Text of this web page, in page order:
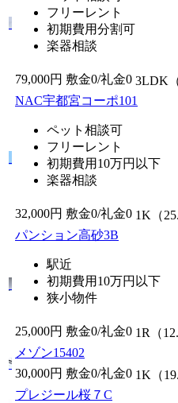
フリーレント
初期費用分割可
楽器相談
79,000円 敷金0/礼金0 3LDK
NAC宇都宮コーポ101
ペット相談可
フリーレント
初期費用10万円以下
楽器相談
32,000円 敷金0/礼金0 1K（
パンション高砂3B
駅近
初期費用10万円以下
狭小物件
25,000円 敷金0/礼金0 1R（
メゾン15402
30,000円 敷金0/礼金0 1K（
プレジール桜７C